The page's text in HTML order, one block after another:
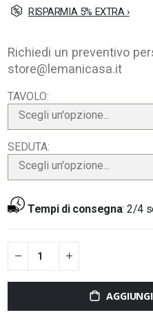
RISPARMIA 5% EXTRA ›
Richiedi un preventivo
store@lemanicasa.it
TAVOLO
Scegli un'opzione...
SEDUTA
Scegli un'opzione...
Tempi di consegna: 2/4